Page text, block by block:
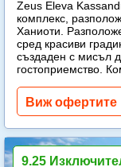
Zeus Eleva
комплекс,
Ханиоти.
сред красиви
създаден с мисъл
гостоприемство.
модерен лукс и
Още...
Виж офертите
9.25